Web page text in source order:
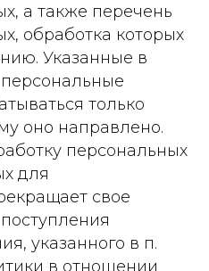
а также перечень
обработка которых
Указанные в
только
оно направлено.
персональных
для
свое
указанного в п.
в отношении